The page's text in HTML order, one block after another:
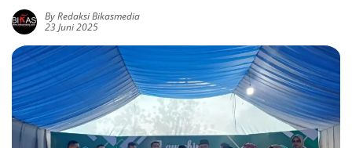
By Redaksi Bikasmedia
23 Juni 2025